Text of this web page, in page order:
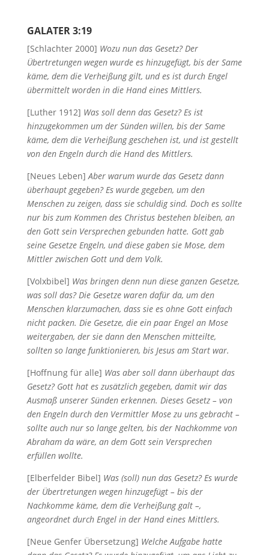
GALATER 3:19
[Schlachter 2000] Wozu nun das Gesetz? Der
Übertretungen wegen wurde es hinzugefügt, bis der Same
käme, dem die Verheißung gilt, und es ist durch Engel
übermittelt worden in die Hand eines Mittlers.
[Luther 1912] Was soll denn das Gesetz? Es ist
hinzugekommen um der Sünden willen, bis der Same
käme, dem die Verheißung geschehen ist, und ist gestellt
von den Engeln durch die Hand des Mittlers.
[Neues Leben]Aber warum wurde das Gesetz dann
überhaupt gegeben? Es wurde gegeben, um den
Menschen zu zeigen, dass sie schuldig sind. Doch es sollte
nur bis zum Kommen des Christus bestehen bleiben, an
den Gott sein Versprechen gebunden hatte. Gott gab
seine Gesetze Engeln, und diese gaben sie Mose, dem
Mittler zwischen Gott und dem Volk.
[Volxbibel] Was bringen denn nun diese ganzen Gesetze,
was soll das? Die Gesetze waren dafür da, um den
Menschen klarzumachen, dass sie es ohne Gott einfach
nicht packen. Die Gesetze, die ein paar Engel an Mose
weitergaben, der sie dann den Menschen mitteilte,
sollten so lange funktionieren, bis Jesus am Start war.
[Hoffnung für alle] Was aber soll dann überhaupt das
Gesetz? Gott hat es zusätzlich gegeben, damit wir das
Ausmaß unserer Sünden erkennen. Dieses Gesetz – von
den Engeln durch den Vermittler Mose zu uns gebracht –
sollte auch nur so lange gelten, bis der Nachkomme von
Abraham da wäre, an dem Gott sein Versprechen
erfüllen wollte.
[Elberfelder Bibel] Was (soll) nun das Gesetz? Es wurde
der Übertretungen wegen hinzugefügt – bis der
Nachkomme käme, dem die Verheißung galt –,
angeordnet durch Engel in der Hand eines Mittlers.
[Neue Genfer Übersetzung] Welche Aufgabe hatte